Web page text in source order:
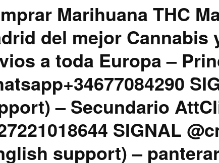
Marihuana THC
del mejor
a toda Europa –
– Secundario
SIGNAL
support) –